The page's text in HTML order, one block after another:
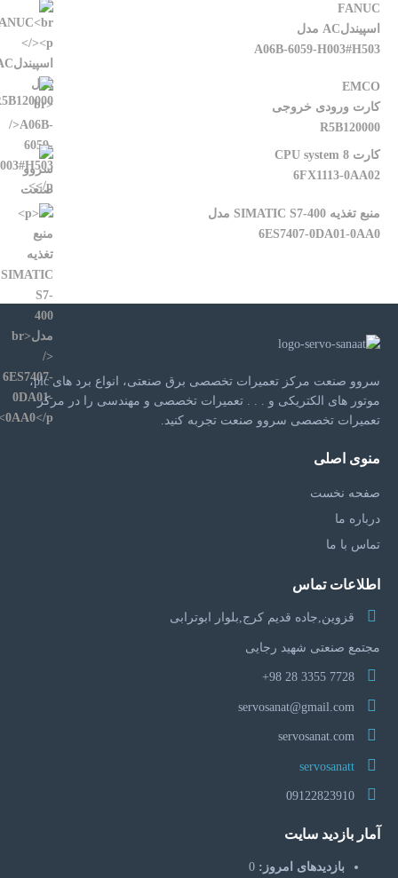
FANUC
اسپیندلAC مدل
A06B-6059-H003#H503
EMCO
کارت ورودی خروجی
R5B120000
کارت CPU system 8
6FX1113-0AA02
منبع تغذیه SIMATIC S7-400 مدل
6ES7407-0DA01-0AA0
سروو صنعت مرکز تعمیرات تخصصی برق صنعتی، انواع برد های plc،
موتور های الکتریکی و . . . تعمیرات تخصصی و مهندسی را در مرکز
تعمیرات تخصصی سروو صنعت تجربه کنید.
منوی اصلی
صفحه نخست
درباره ما
تماس با ما
اطلاعات تماس
قزوین,جاده قدیم کرج,بلوار ابوترابی
مجتمع صنعتی شهید رجایی
آمار بازدید سایت
بازدیدهای امروز: 0